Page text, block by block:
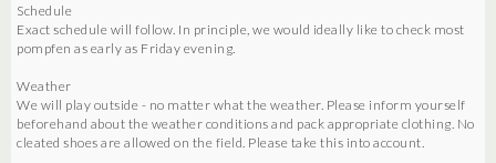
Schedule
Exact schedule will follow. In principle, we would ideally like to check most
pompfen as early as Friday evening.
Weather
We will play outside - no matter what the weather. Please inform yourself
beforehand about the weather conditions and pack appropriate clothing. No
cleated shoes are allowed on the field. Please take this into account.